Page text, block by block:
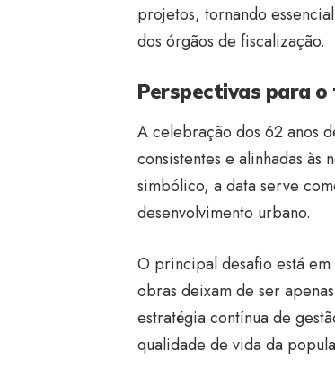
projetos, tornando
dos órgãos de fiscalização.
Perspectivas para
A celebração dos 62 anos
consistentes e alinhadas às
simbólico, a data serve
desenvolvimento urbano.
O principal desafio está em
obras deixam de ser
estratégia contínua de
qualidade de vida da